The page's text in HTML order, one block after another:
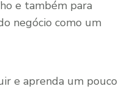
e também para
negócio como um
e aprenda um pouco